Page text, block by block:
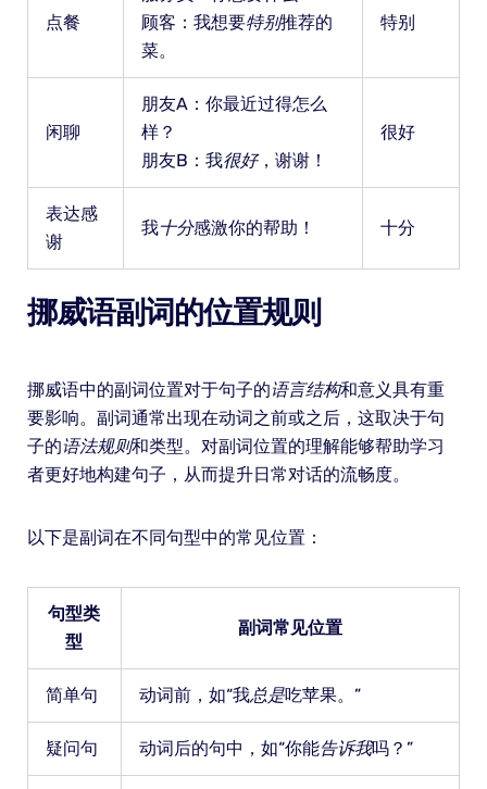
点餐
顾客：我想要特别推荐的
菜。
特别
闲聊
朋友A：你最近过得怎么
样？
朋友B：我很好，谢谢！
很好
表达感
谢
我十分感激你的帮助！ 十分
挪威语副词的位置规则
挪威语中的副词位置对于句子的语言结构和意义具有重
要影响。副词通常出现在动词之前或之后，这取决于句
子的语法规则和类型。对副词位置的理解能够帮助学习
者更好地构建句子，从而提升日常对话的流畅度。
以下是副词在不同句型中的常见位置：
句型类
型
副词常见位置
简单句 动词前，如“我总是吃苹果。”
疑问句 动词后的句中，如“你能告诉我吗？”